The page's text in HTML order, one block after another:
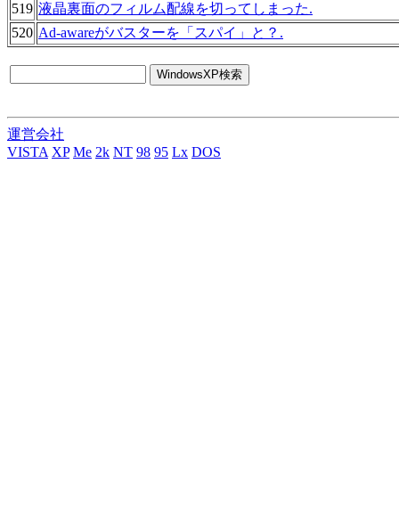
519 液晶裏面のフィルム配線を切ってしまった.
520 Ad-awareがバスターを「スパイ」と？.
運営会社
VISTA XP Me 2k NT 98 95 Lx DOS